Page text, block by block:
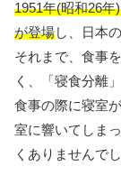
1951年(昭和26
が登場し、日本
それまで、食事
く、「寝食分離
食事の際に寝室
室に響いてしま
くありませんでし